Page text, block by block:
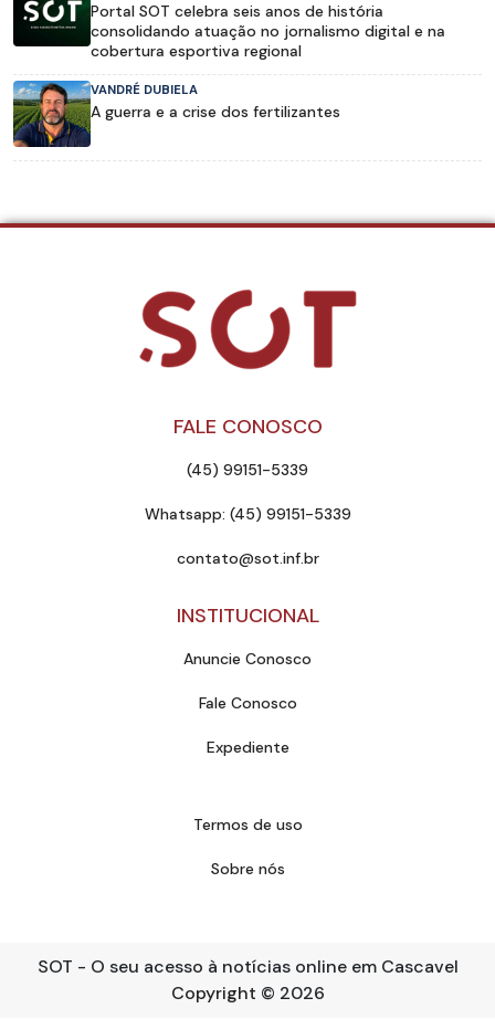
Portal SOT celebra seis anos de história
consolidando atuação no jornalismo digital e na
cobertura esportiva regional
VANDRÉ DUBIELA
A guerra e a crise dos fertilizantes
FALE CONOSCO
(45) 99151-5339
Whatsapp: (45) 99151-5339
contato@sot.inf.br
INSTITUCIONAL
Anuncie Conosco
Fale Conosco
Expediente
Termos de uso
Sobre nós
SOT - O seu acesso à notícias online em Cascavel
Copyright © 2026